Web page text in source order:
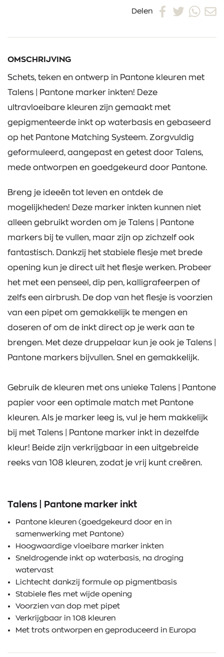
Delen
OMSCHRIJVING
Schets, teken en ontwerp in Pantone kleuren met
Talens | Pantone marker inkten! Deze
ultravloeibare kleuren zijn gemaakt met
gepigmenteerde inkt op waterbasis en gebaseerd
op het Pantone Matching Systeem. Zorgvuldig
geformuleerd, aangepast en getest door Talens,
mede ontworpen en goedgekeurd door Pantone.
Breng je ideeën tot leven en ontdek de
mogelijkheden! Deze marker inkten kunnen niet
alleen gebruikt worden om je Talens | Pantone
markers bij te vullen, maar zijn op zichzelf ook
fantastisch. Dankzij het stabiele flesje met brede
opening kun je direct uit het flesje werken. Probeer
het met een penseel, dip pen, kalligrafeerpen of
zelfs een airbrush. De dop van het flesje is voorzien
van een pipet om gemakkelijk te mengen en
doseren of om de inkt direct op je werk aan te
brengen. Met deze druppelaar kun je ook je Talens |
Pantone markers bijvullen. Snel en gemakkelijk.
Gebruik de kleuren met ons unieke Talens | Pantone
papier voor een optimale match met Pantone
kleuren. Als je marker leeg is, vul je hem makkelijk
bij met Talens | Pantone marker inkt in dezelfde
kleur! Beide zijn verkrijgbaar in een uitgebreide
reeks van 108 kleuren, zodat je vrij kunt creëren.
Talens | Pantone marker inkt
Pantone kleuren (goedgekeurd door en in
samenwerking met Pantone)
Hoogwaardige vloeibare marker inkten
Sneldrogende inkt op waterbasis, na droging
watervast
Lichtecht dankzij formule op pigmentbasis
Stabiele fles met wijde opening
Voorzien van dop met pipet
Verkrijgbaar in 108 kleuren
Met trots ontworpen en geproduceerd in Europa